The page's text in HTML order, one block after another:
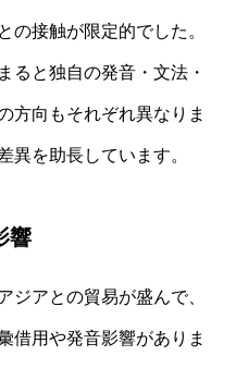
の接触が限定的でした。
ると独自の発音・文法・
方向もそれぞれ異なりま
異を助長しています。
響
ジアとの貿易が盛んで、
借用や発音影響がありま